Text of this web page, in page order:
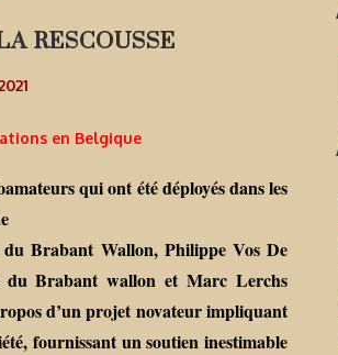
RESCOUSSE
en Belgique
qui ont été déployés dans les
Brabant Wallon, Philippe Vos De
du Brabant wallon et Marc Lerchs
d’un projet novateur impliquant
fournissant un soutien inestimable